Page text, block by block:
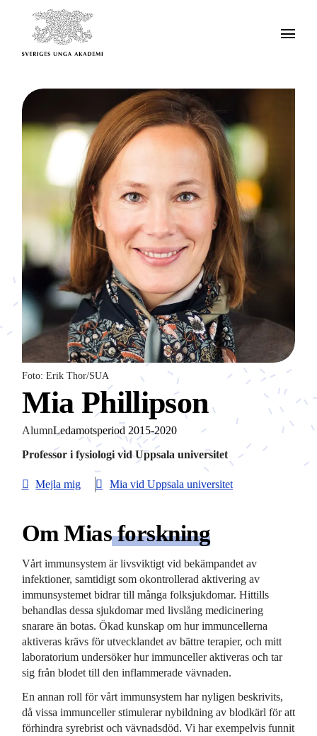
Foto: Erik Thor/SUA
Mia Phillipson
AlumnLedamotsperiod 2015-2020
Professor i fysiologi vid Uppsala universitet
Mejla mig Mia vid Uppsala universitet
Om Miasforskning
Vårt immunsystem är livsviktigt vid bekämpandet av
infektioner, samtidigt som okontrollerad aktivering av
immunsystemet bidrar till många folksjukdomar. Hittills
behandlas dessa sjukdomar med livslång medicinering
snarare än botas. Ökad kunskap om hur immuncellerna
aktiveras krävs för utvecklandet av bättre terapier, och mitt
laboratorium undersöker hur immunceller aktiveras och tar
sig från blodet till den inflammerade vävnaden.
En annan roll för vårt immunsystem har nyligen beskrivits,
då vissa immunceller stimulerar nybildning av blodkärl för att
förhindra syrebrist och vävnadsdöd. Vi har exempelvis funnit